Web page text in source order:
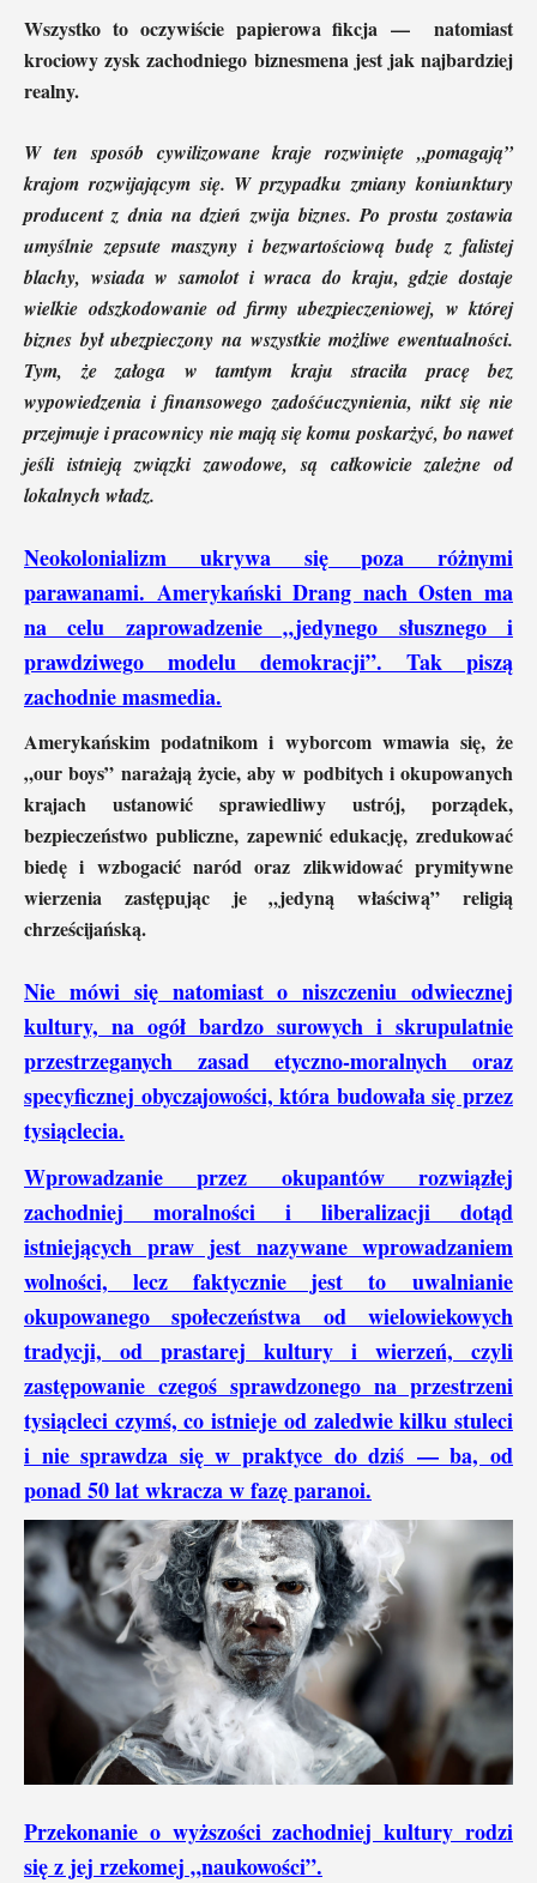
Wszystko to oczywiście papierowa fikcja — natomiast
krociowy zysk zachodniego biznesmena jest jak najbardziej
realny.
W ten sposób cywilizowane kraje rozwinięte „pomagają”
krajom rozwijającym się. W przypadku zmiany koniunktury
producent z dnia na dzień zwija biznes. Po prostu zostawia
umyślnie zepsute maszyny i bezwartościową budę z falistej
blachy, wsiada w samolot i wraca do kraju, gdzie dostaje
wielkie odszkodowanie od firmy ubezpieczeniowej, w której
biznes był ubezpieczony na wszystkie możliwe ewentualności.
Tym, że załoga w tamtym kraju straciła pracę bez
wypowiedzenia i finansowego zadośćuczynienia, nikt się nie
przejmuje i pracownicy nie mają się komu poskarżyć, bo nawet
jeśli istnieją związki zawodowe, są całkowicie zależne od
lokalnych władz.
Neokolonializm ukrywa się poza różnymi
parawanami. Amerykański Drang nach Osten ma
na celu zaprowadzenie „jedynego słusznego i
prawdziwego modelu demokracji”. Tak piszą
zachodnie masmedia.
Amerykańskim podatnikom i wyborcom wmawia się, że
„our boys” narażają życie, aby w podbitych i okupowanych
krajach ustanowić sprawiedliwy ustrój, porządek,
bezpieczeństwo publiczne, zapewnić edukację, zredukować
biedę i wzbogacić naród oraz zlikwidować prymitywne
wierzenia zastępując je „jedyną właściwą” religią
chrześcijańską.
Nie mówi się natomiast o niszczeniu odwiecznej
kultury, na ogół bardzo surowych i skrupulatnie
przestrzeganych zasad etyczno-moralnych oraz
specyficznej obyczajowości, która budowała się przez
tysiąclecia.
Wprowadzanie przez okupantów rozwiązłej
zachodniej moralności i liberalizacji dotąd
istniejących praw jest nazywane wprowadzaniem
wolności, lecz faktycznie jest to uwalnianie
okupowanego społeczeństwa od wielowiekowych
tradycji, od prastarej kultury i wierzeń, czyli
zastępowanie czegoś sprawdzonego na przestrzeni
tysiącleci czymś, co istnieje od zaledwie kilku stuleci
i nie sprawdza się w praktyce do dziś — ba, od
ponad 50 lat wkracza w fazę paranoi.
Przekonanie o wyższości zachodniej kultury rodzi
się z jej rzekomej „naukowości”.